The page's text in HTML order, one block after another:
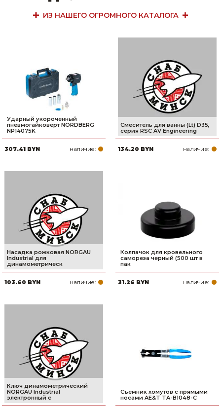
ИЗ НАШЕГО ОГРОМНОГО КАТАЛОГА
Ударный укороченный
пневмогайковерт NORDBERG
NP14075K
307.41 BYN наличие:
Смеситель для ванны (Lt) D35,
серия RSC AV Engineering
134.20 BYN наличие:
Насадка рожковая NORGAU
Industrial для
динамометрическ
103.60 BYN наличие:
Колпачок для кровельного
самореза черный (500 шт в
пак
31.26 BYN наличие:
Ключ динамометрический
NORGAU Industrial
электронный с
Съемник хомутов с прямыми
носами AE&T TA-B1048-С